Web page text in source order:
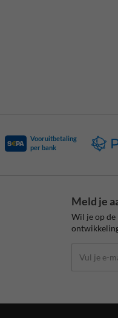
Vooruitbetaling
per bank
Meld je
Wil je op de